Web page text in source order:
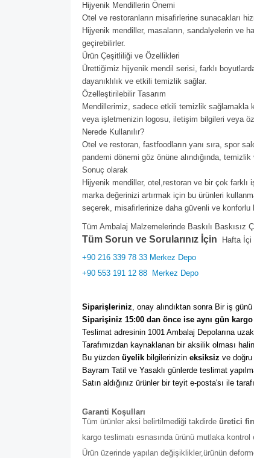
Hijyenik Mendillerin Önemi
Otel ve restoranların misafirlerine sunacakları
Hijyenik mendiller, masaların, sandalyelerin ve
geçirebilirler.
Ürün Çeşitliliği ve Özellikleri
Ürettiğimiz hijyenik mendil serisi, farklı
dayanıklılık ve etkili temizlik sağlar.
Özelleştirilebilir Tasarım
Mendillerimiz, sadece etkili temizlik sağlamakla
veya işletmenizin logosu, iletişim bilgileri veya
Nerede Kullanılır?
Otel ve restoran, fastfoodların yanı sıra, spor
pandemi dönemi göz önüne alındığında,
Sonuç olarak
Hijyenik mendiller, otel,restoran ve bir çok
marka değerinizi artırmak için bu ürünleri
seçerek, misafirlerinize daha güvenli ve konforlu
Tüm Ambalaj Malzemelerinde Baskılı
Tüm Sorun ve Sorularınız İçin Hafta İçi
+90 216 339 78 33 Merkez Depo
+90 553 191 12 88 Merkez Depo
Siparişleriniz, onay alındıktan sonra Bir iş günü
Siparişiniz 15:00 dan önce ise aynı gün kargo
Teslimat adresinin 1001 Ambalaj Depolarına
Tarafımızdan kaynaklanan bir aksilik olması
Bu yüzden üyelik bilgilerinizin eksiksiz ve doğru
Bayram Tatil ve Yasaklı günlerde teslimat
Satın aldığınız ürünler bir teyit e-posta'sı ile
Garanti Koşulları
Tüm ürünler aksi belirtilmediği takdirde üretici
kargo teslimatı esnasında ürünü mutlaka
Ürün üzerinde yapılan değişiklikler,ürünün